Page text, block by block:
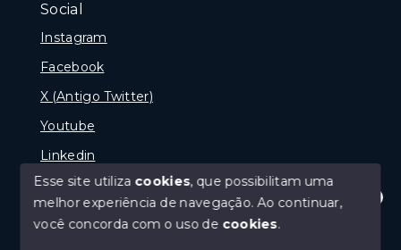
Olá! Estamos disponíveis para te ajudar.
Social
Instagram
Facebook
X (Antigo Twitter)
Youtube
Linkedin
© Copyright 2026 - naPraia Imobiliária - Todos os
Esse site utiliza cookies, que possibilitam uma
melhor experiência de navegação.Ao continuar,
você concorda com o uso de cookies.